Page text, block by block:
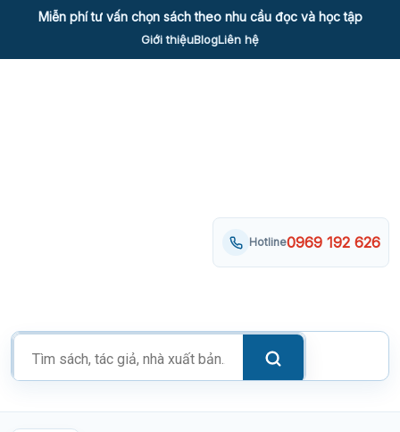
content
Miễn phí tư vấn chọn sách theo nhu cầu đọc và học tập
Giới thiệuBlogLiên hệ
Tìm
kiếm
phẩm
Hotline0969 192 626